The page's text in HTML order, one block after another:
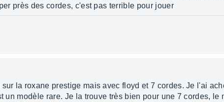
près des cordes, c'est pas terrible pour jouer
la roxane prestige mais avec floyd et 7 cordes. Je l'ai
un modèle rare. Je la trouve très bien pour une 7 cordes, le